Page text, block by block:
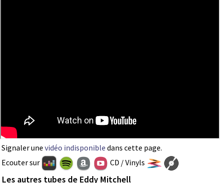
Signaler une vidéo indisponible dans cette page.
Ecouter sur
CD / Vinyls
Les autres tubes de Eddy Mitchell